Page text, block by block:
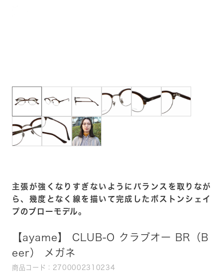
主張が強くなりすぎないようにバランスを取りなが
ら、幾度となく線を描いて完成したボストンシェイ
プのブローモデル。
【ayame】 CLUB-O クラブオー BR（B
eer） メガネ
商品コード：2700002310234